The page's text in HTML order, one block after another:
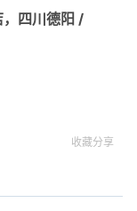
四川德阳 /
收藏分享